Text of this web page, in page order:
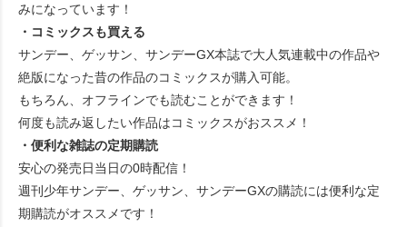
みになっています！
・コミックスも買える
サンデー、ゲッサン、サンデーGX本誌で大人気連載中の作品や
絶版になった昔の作品のコミックスが購入可能。
もちろん、オフラインでも読むことができます！
何度も読み返したい作品はコミックスがおススメ！
・便利な雑誌の定期購読
安心の発売日当日の0時配信！
週刊少年サンデー、ゲッサン、サンデーGXの購読には便利な定
期購読がオススメです！